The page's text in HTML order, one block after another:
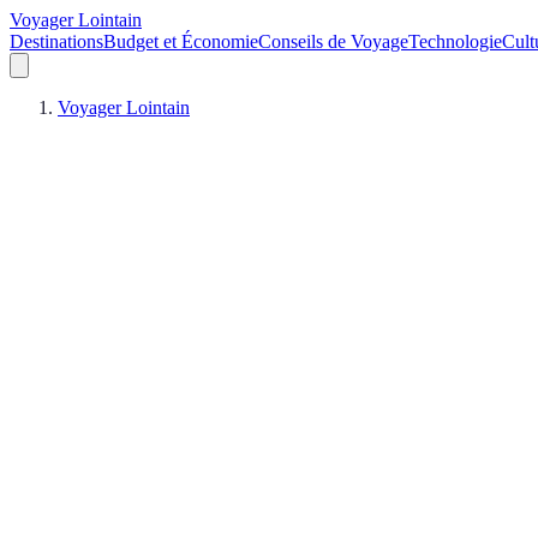
Voyager Lointain
DestinationsBudget et ÉconomieConseils de VoyageTechnologie
Voyager Lointain